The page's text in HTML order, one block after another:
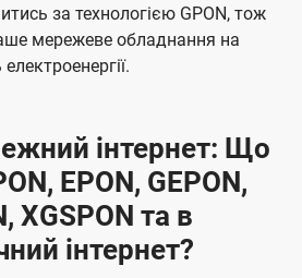
за технологією GPON, тож
мережеве обладнання на
інтернет: Що
EPON, GEPON,
XGSPON та в
інтернет?